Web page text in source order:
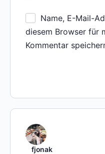
Name, E-Mail-
diesem Browser für
Kommentar
fjonak